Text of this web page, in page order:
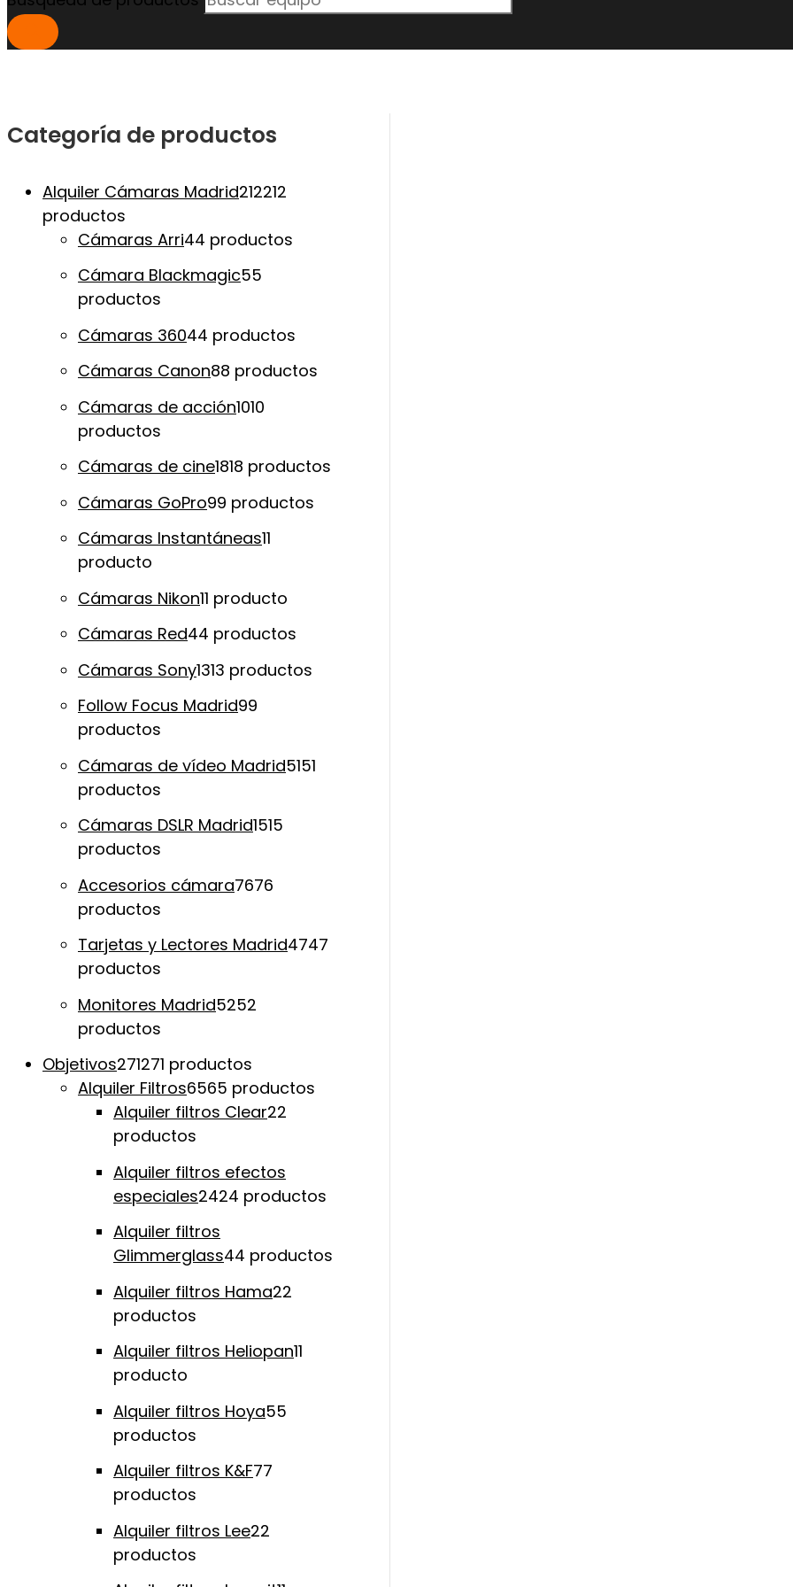
Categoría de productos
Alquiler Cámaras Madrid212212
productos
Cámaras Arri44 productos
Cámara Blackmagic55
productos
Cámaras 36044 productos
Cámaras Canon88 productos
Cámaras de acción1010
productos
Cámaras de cine1818 productos
Cámaras GoPro99 productos
Cámaras Instantáneas11
producto
Cámaras Nikon11 producto
Cámaras Red44 productos
Cámaras Sony1313 productos
Follow Focus Madrid99
productos
Cámaras de vídeo Madrid5151
productos
Cámaras DSLR Madrid1515
productos
Accesorios cámara7676
productos
Tarjetas y Lectores Madrid4747
productos
Monitores Madrid5252
productos
Objetivos271271 productos
Alquiler Filtros6565 productos
Alquiler filtros Clear22
productos
Alquiler filtros efectos
especiales2424 productos
Alquiler filtros
Glimmerglass44 productos
Alquiler filtros Hama22
productos
Alquiler filtros Heliopan11
producto
Alquiler filtros Hoya55
productos
Alquiler filtros K&F77
productos
Alquiler filtros Lee22
productos